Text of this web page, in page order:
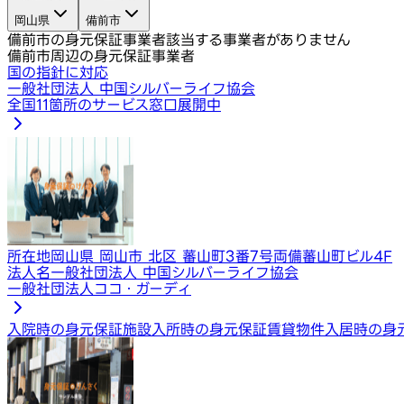
岡山県
備前市
備前市の身元保証事業者該当する事業者がありません
備前市周辺の身元保証事業者
国の指針に対応
一般社団法人 中国シルバーライフ協会
全国11箇所のサービス窓口展開中
所在地岡山県 岡山市 北区 蕃山町3番7号両備蕃山町ビル4F
法人名一般社団法人 中国シルバーライフ協会
一般社団法人ココ・ガーディ
入院時の身元保証施設入所時の身元保証賃貸物件入居時の